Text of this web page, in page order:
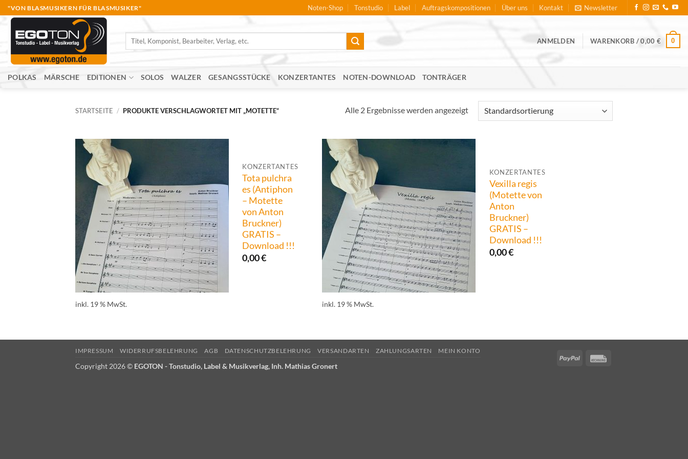
Zum
Inhalt
springen
"VON BLASMUSIKERN FÜR BLASMUSIKER" Noten-Shop Tonstudio Label Auftragskompositionen Über uns Kontakt Newsletter
Suche
ANMELDEN WARENKORB /0,00 € 0
POLKAS MÄRSCHE EDITIONEN SOLOS WALZER GESANGSSTÜCKE KONZERTANTES NOTEN-DOWNLOAD TONTRÄGER
STARTSEITE / PRODUKTE VERSCHLAGWORTET MIT „MOTETTE“ Alle 2 Ergebnisse werden angezeigt
KONZERTANTES
Tota pulchra
es (Antiphon
– Motette
von Anton
Bruckner)
GRATIS –
Download !!!
0,00€
inkl. 19 % MwSt.
KONZERTANTES
Vexilla regis
(Motette von
Anton
Bruckner)
GRATIS –
Download !!!
0,00€
inkl. 19 % MwSt.
PayPal
IMPRESSUM WIDERRUFSBELEHRUNG AGB DATENSCHUTZBELEHRUNG VERSANDARTEN ZAHLUNGSARTEN MEIN KONTO
Copyright 2026 © EGOTON - Tonstudio, Label & Musikverlag, Inh. Mathias Gronert